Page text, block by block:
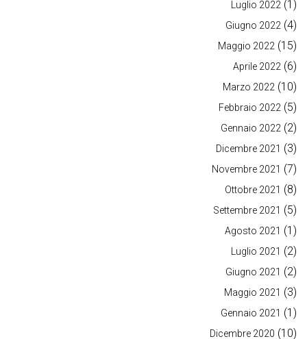
Luglio 2022 (1)
Giugno 2022 (4)
Maggio 2022 (15)
Aprile 2022 (6)
Marzo 2022 (10)
Febbraio 2022 (5)
Gennaio 2022 (2)
Dicembre 2021 (3)
Novembre 2021 (7)
Ottobre 2021 (8)
Settembre 2021 (5)
Agosto 2021 (1)
Luglio 2021 (2)
Giugno 2021 (2)
Maggio 2021 (3)
Gennaio 2021 (1)
Dicembre 2020 (10)